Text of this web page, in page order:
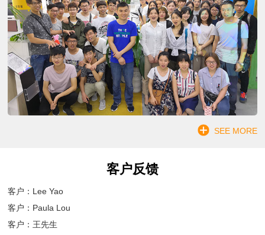
SEE MORE
客户反馈
客户：Lee Yao
客户：Paula Lou
客户：王先生